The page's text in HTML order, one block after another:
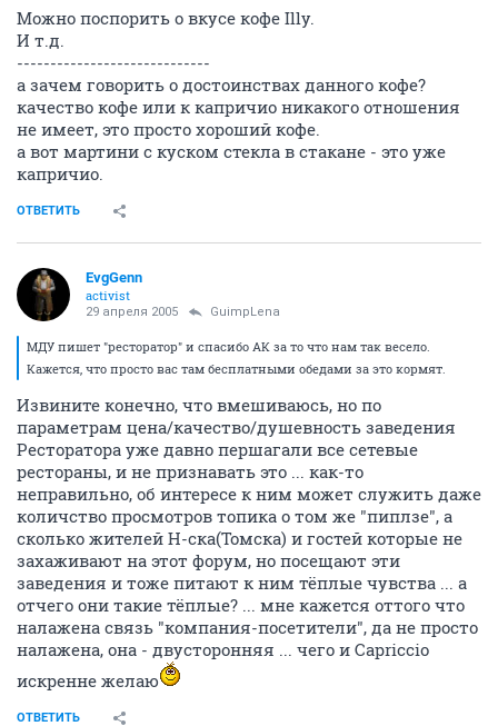
Можно поспорить о вкусе кофе Illy.
И т.д.
-----------------------------
а зачем говорить о достоинствах данного кофе?
качество кофе или к капричио никакого отношения
не имеет, это просто хороший кофе.
а вот мартини с куском стекла в стакане - это уже
капричио.
ОТВЕТИТЬ
EvgGenn
activist
29 апреля 2005 GuimpLena
МДУ пишет "ресторатор" и спасибо АК за то что нам так весело.
Кажется, что просто вас там бесплатными обедами за это кормят.
Извините конечно, что вмешиваюсь, но по
параметрам цена/качество/душевность заведения
Ресторатора уже давно першагали все сетевые
рестораны, и не признавать это ... как-то
неправильно, об интересе к ним может служить даже
количство просмотров топика о том же "пиплзе", а
сколько жителей Н-ска(Томска) и гостей которые не
захаживают на этот форум, но посещают эти
заведения и тоже питают к ним тёплые чувства ... а
отчего они такие тёплые? ... мне кажется оттого что
налажена связь "компания-посетители", да не просто
налажена, она - двусторонняя ... чего и Capriccio
искренне желаю
ОТВЕТИТЬ